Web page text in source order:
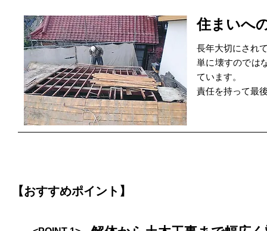
住まいへ
長年大切にされ
単に壊すのでは
ています。
責任を持って最
【おすすめポイント】